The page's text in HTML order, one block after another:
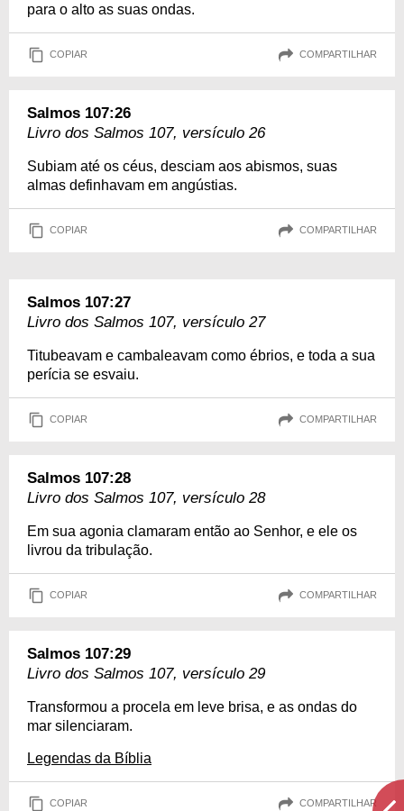
para o alto as suas ondas.
COPIAR COMPARTILHAR
Salmos 107:26
Livro dos Salmos 107, versículo 26
Subiam até os céus, desciam aos abismos, suas
almas definhavam em angústias.
COPIAR COMPARTILHAR
Salmos 107:27
Livro dos Salmos 107, versículo 27
Titubeavam e cambaleavam como ébrios, e toda a sua
perícia se esvaiu.
COPIAR COMPARTILHAR
Salmos 107:28
Livro dos Salmos 107, versículo 28
Em sua agonia clamaram então ao Senhor, e ele os
livrou da tribulação.
COPIAR COMPARTILHAR
Salmos 107:29
Livro dos Salmos 107, versículo 29
Transformou a procela em leve brisa, e as ondas do
mar silenciaram.
Legendas da Bíblia
COPIAR COMPARTILHAR